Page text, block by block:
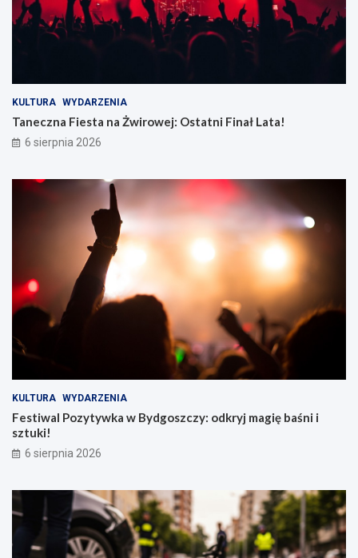
KULTURA WYDARZENIA
Taneczna Fiesta na Żwirowej: Ostatni Finał Lata!
6 sierpnia 2026
KULTURA WYDARZENIA
Festiwal Pozytywka w Bydgoszczy: odkryj magię baśni i
sztuki!
6 sierpnia 2026